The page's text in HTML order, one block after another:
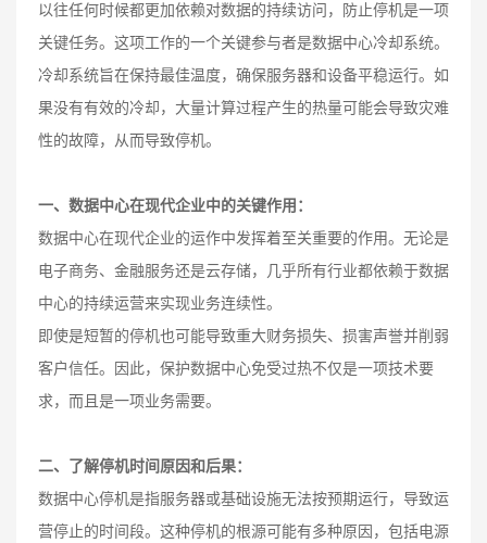
以往任何时候都更加依赖对数据的持续访问，防止停机是一项
关键任务。这项工作的一个关键参与者是数据中心冷却系统。
冷却系统旨在保持最佳温度，确保服务器和设备平稳运行。如
果没有有效的冷却，大量计算过程产生的热量可能会导致灾难
性的故障，从而导致停机。
一、数据中心在现代企业中的关键作用：
数据中心在现代企业的运作中发挥着至关重要的作用。无论是
电子商务、金融服务还是云存储，几乎所有行业都依赖于数据
中心的持续运营来实现业务连续性。
即使是短暂的停机也可能导致重大财务损失、损害声誉并削弱
客户信任。因此，保护数据中心免受过热不仅是一项技术要
求，而且是一项业务需要。
二、了解停机时间原因和后果：
数据中心停机是指服务器或基础设施无法按预期运行，导致运
营停止的时间段。这种停机的根源可能有多种原因，包括电源